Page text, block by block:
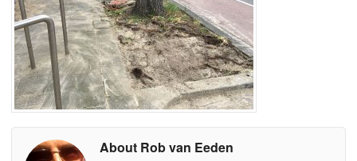
About Rob van Eeden